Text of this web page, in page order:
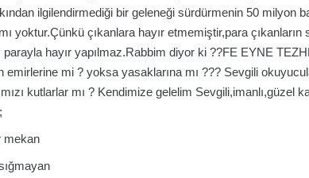
ilgilendirmediği bir geleneği sürdürmenin 50 milyon
yoktur.Çünkü çıkanlara hayır etmemiştir,para çıkanların
hayır yapılmaz.Rabbim diyor ki ??FE EYNE
emirlerine mi ? yoksa yasaklarına mı ??? Sevgili
kutlarlar mı ? Kendimize gelelim Sevgili,imanlı,güzel
mekan